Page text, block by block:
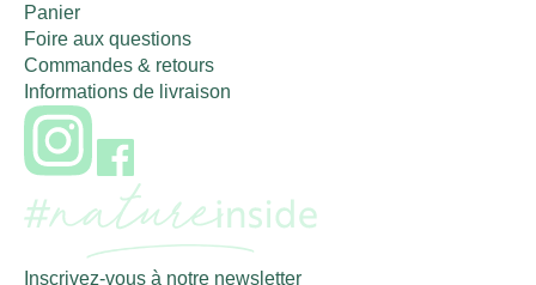
Panier
Foire aux questions
Commandes & retours
Informations de livraison
Inscrivez-vous à notre newsletter